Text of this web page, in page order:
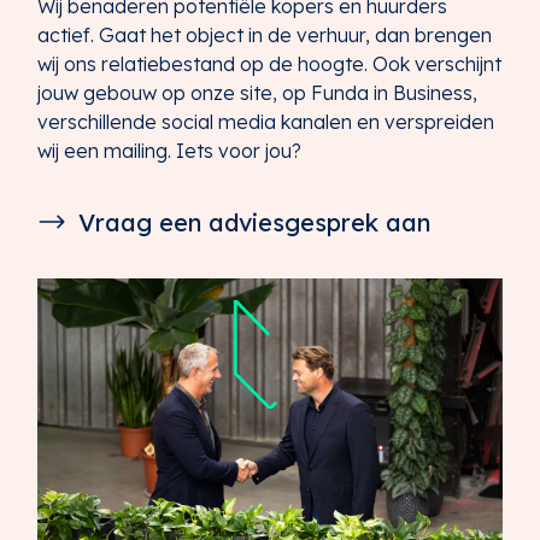
Wij benaderen potentiële kopers en huurders
actief. Gaat het object in de verhuur, dan brengen
wij ons relatiebestand op de hoogte. Ook verschijnt
jouw gebouw op onze site, op Funda in Business,
verschillende social media kanalen en verspreiden
wij een mailing. Iets voor jou?
Vraag een adviesgesprek aan